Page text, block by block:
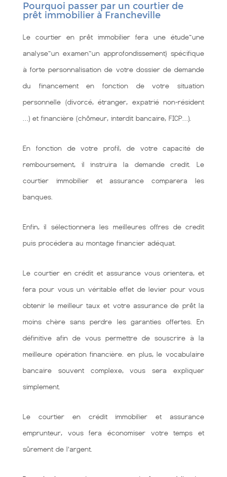
Pourquoi passer par un courtier de
prêt immobilier à Francheville
Le courtier en prêt immobilier fera une étude~une
analyse~un examen~un approfondissement} spécifique
à forte personnalisation de votre dossier de demande
du financement en fonction de votre situation
personnelle (divorcé, étranger, expatrié non-résident
…) et financière (chômeur, interdit bancaire, FICP…).
En fonction de votre profil, de votre capacité de
remboursement, il instruira la demande credit. Le
courtier immobilier et assurance comparera les
banques.
Enfin, il sélectionnera les meilleures offres de credit
puis procédera au montage financier adéquat.
Le courtier en crédit et assurance vous orientera, et
fera pour vous un véritable effet de levier pour vous
obtenir le meilleur taux et votre assurance de prêt la
moins chère sans perdre les garanties offertes. En
définitive afin de vous permettre de souscrire à la
meilleure opération financière. en plus, le vocabulaire
bancaire souvent complexe, vous sera expliquer
simplement.
Le courtier en crédit immobilier et assurance
emprunteur, vous fera économiser votre temps et
sûrement de l’argent.